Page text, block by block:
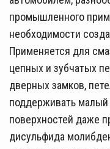
промышленного
необходимости
Применяется для
цепных и зубчатых
дверных замков,
поддерживать
поверхностей даже
дисульфида